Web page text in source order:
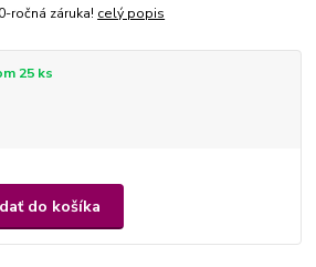
ročná záruka! celý popis
25 ks
do košíka